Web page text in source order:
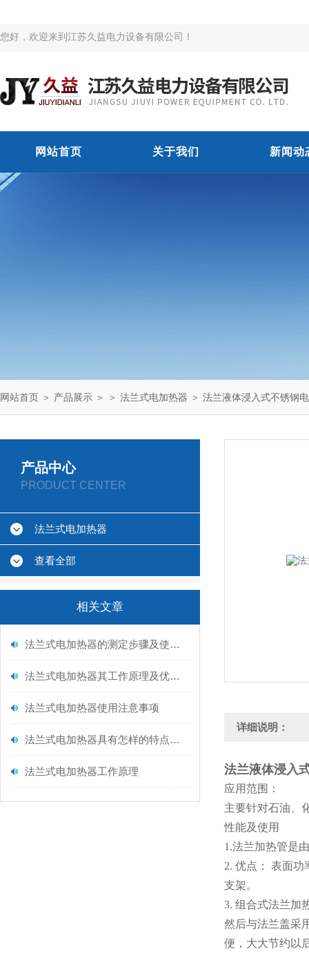
您好，欢迎来到江苏久益电力设备有限公司！
网站首页 关于我们 新闻动
网站首页 ＞ 产品展示 ＞ ＞ 法兰式电加热器 ＞ 法兰液体浸入式不锈钢
产品中心
PRODUCT CENTER
法兰式电加热器
查看全部
相关文章
法兰式电加热器的测定步骤及使用注意事项如下
法兰式电加热器其工作原理及优点分别如下
法兰式电加热器使用注意事项
法兰式电加热器具有怎样的特点呢？
法兰式电加热器工作原理
详细说明：
法兰液体浸入
应用范围：
主要针对石油、
性能及使用
1.法兰加热管是
2. 优点： 表面
支架。
3. 组合式法兰加
然后与法兰盖采
便，大大节约以